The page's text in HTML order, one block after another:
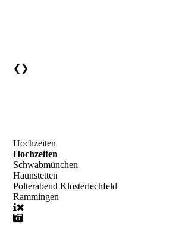
❮ ❯
Hochzeiten
Hochzeiten
Schwabmünchen
Haunstetten
Polterabend Klosterlechfeld
Rammingen